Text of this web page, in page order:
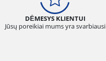
DĖMESYS KLIENTUI
Jūsų poreikiai mums yra svarbiausi